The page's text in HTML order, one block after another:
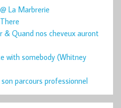
La Marbrerie
Quand nos cheveux auront
with somebody (Whitney
son parcours professionnel